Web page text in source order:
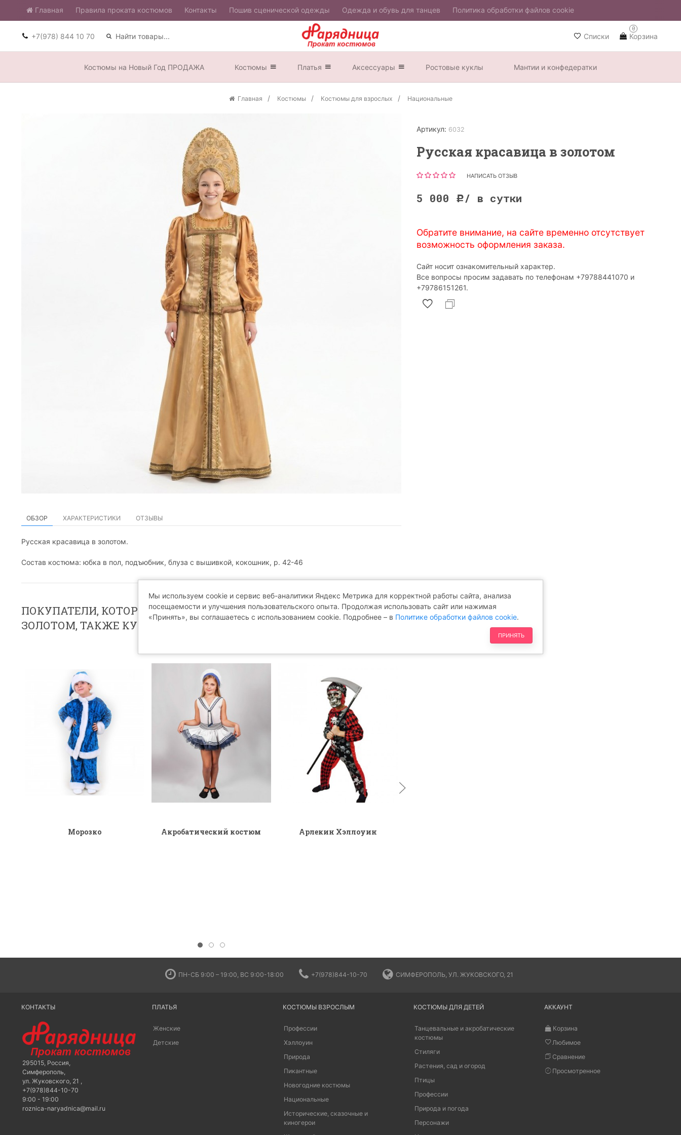
Главная ​Правила проката костюмов Контакты Пошив сценической одежды Одежда и обувь для танцев Политика обработки файлов cookie
+7(978) 844 10 70 Списки Корзина
0
Костюмы на Новый Год ПРОДАЖА Костюмы Платья Аксессуары Ростовые куклы Мантии и конфедератки
Главная Костюмы Костюмы для взрослых Национальные
Артикул: 6032
Русская красавица в золотом
НАПИСАТЬ ОТЗЫВ
5 000 Р / в сутки
Обратите внимание, на сайте временно отсутствует
возможность оформления заказа.
Сайт носит ознакомительный характер.
Все вопросы просим задавать по телефонам ‎+79788441070 и
‎+79786151261.
ОБЗОР ХАРАКТЕРИСТИКИ ОТЗЫВЫ
Русская красавица в золотом.
Состав костюма: юбка в пол, подъюбник, блуза с вышивкой, кокошник, р. 42-46
ПОКУПАТЕЛИ, КОТОРЫЕ ПРИОБРЕЛИ РУССКАЯ КРАСАВИЦА В
ЗОЛОТОМ, ТАКЖЕ КУПИЛИ
Морозко
Акробатический костюм
Арлекин Хэллоуин
ПН-СБ 9:00 – 19:00, ВС 9:00-18:00 +7(978)844-10-70 СИМФЕРОПОЛЬ, УЛ. ЖУКОВСКОГО, 21
КОНТАКТЫ
295015, Россия,
Симферополь,
ул. Жуковского, 21 ,
+7(978)844-10-70
9:00 - 19:00
roznica-naryadnica@mail.ru
ПЛАТЬЯ
Женские
Детские
КОСТЮМЫ ВЗРОСЛЫМ
Профессии
Хэллоуин
Природа
Пикантные
Новогодние костюмы
Национальные
Исторические, сказочные и
киногерои
КОСТЮМЫ ДЛЯ ДЕТЕЙ
Танцевальные и акробатические
костюмы
Стиляги
Растения, сад и огород
Птицы
Профессии
Природа и погода
Персонажи
АККАУНТ
Корзина
Любимое
Сравнение
Просмотренное
Мы используем cookie и сервис веб-аналитики Яндекс Метрика для корректной работы сайта, анализа
посещаемости и улучшения пользовательского опыта. Продолжая использовать сайт или нажимая
«Принять», вы соглашаетесь с использованием cookie. Подробнее – в Политике обработки файлов cookie.
ПРИНЯТЬ